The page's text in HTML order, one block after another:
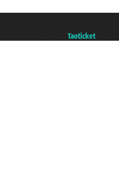
Taoticket